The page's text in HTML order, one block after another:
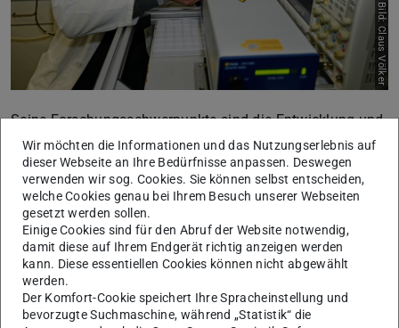
Bild: Claus Völker
Seine Forschungsschwerpunkte sind die Entwicklung und
Herstellung von neuen elektrokeramischen Materialien,
vor allem für piezoelektrische und dielektrische
Anwendungen. Dr. Koruza bleibt dem FLAME-Projekt
weiterhin als assoziiertes Mitglied erhalten. Wir freuen
uns über die erfolgreiche Zusammenarbeit und wünschen
Jurij Koruza Alles Gute in Graz!
Wir möchten die Informationen und das Nutzungserlebnis auf
dieser Webseite an Ihre Bedürfnisse anpassen. Deswegen
verwenden wir sog. Cookies. Sie können selbst entscheiden,
welche Cookies genau bei Ihrem Besuch unserer Webseiten
gesetzt werden sollen.
Einige Cookies sind für den Abruf der Website notwendig,
damit diese auf Ihrem Endgerät richtig anzeigen werden
kann. Diese essentiellen Cookies können nicht abgewählt
werden.
Der Komfort-Cookie speichert Ihre Spracheinstellung und
bevorzugte Suchmaschine, während „Statistik“ die